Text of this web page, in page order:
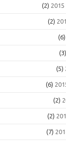
(2)
(2)
(6)
(3)
(5)
(6)
(2)
(2)
(7)